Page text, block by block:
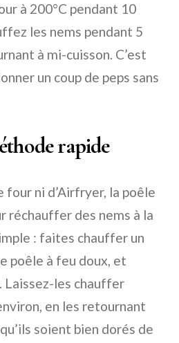
à 200°C pendant 10
les nems pendant 5
à mi-cuisson. C’est
un coup de peps sans
rapide
four ni d’Airfryer, la poêle
réchauffer des nems à la
: faites chauffer un
poêle à feu doux, et
Laissez-les chauffer
en les retournant
soient bien dorés de